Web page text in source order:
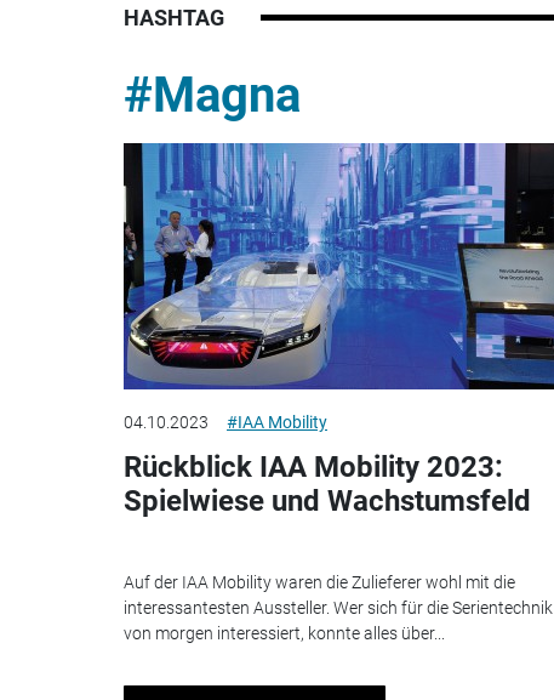
HASHTAG
#Magna
04.10.2023 #IAA Mobility
Rückblick IAA Mobility 2023:
Spielwiese und Wachstumsfeld
Auf der IAA Mobility waren die Zulieferer wohl mit die
interessantesten Aussteller. Wer sich für die Serientechnik
von morgen interessiert, konnte alles über...